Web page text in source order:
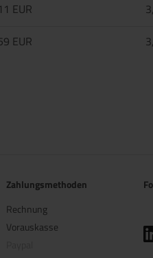
EUR
EUR
Zahlungsmethoden
Rechnung
Vorauskasse